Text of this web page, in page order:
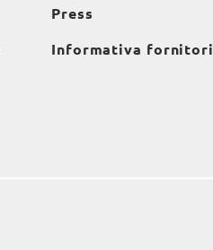
Press
Informativa fornitori